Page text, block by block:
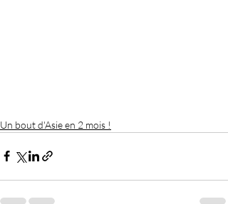
Un bout d'Asie en 2 mois !